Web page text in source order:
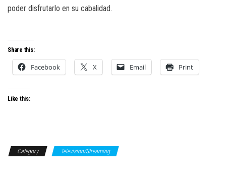
poder disfrutarlo en su cabalidad.
Share this:
Facebook X Email Print
Like this:
Category Television/Streaming